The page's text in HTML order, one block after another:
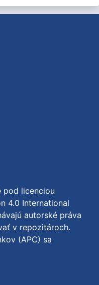
pod licenciou
4.0 International
autorské práva
v repozitároch.
(APC) sa